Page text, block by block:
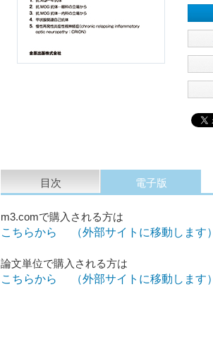
目次 電子版
m3.comで購入される方は
こちらから （外部サイトに移動します）
論文単位で購入される方は
こちらから （外部サイトに移動します）